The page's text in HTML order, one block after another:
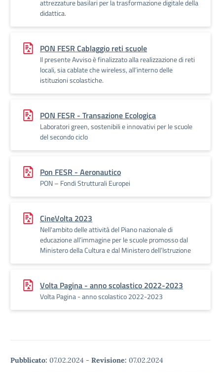
attrezzature basilari per la trasformazione digitale della
didattica.
PON FESR Cablaggio reti scuole
Il presente Avviso è finalizzato alla realizzazione di reti
locali, sia cablate che wireless, all’interno delle
istituzioni scolastiche.
PON FESR - Transazione Ecologica
Laboratori green, sostenibili e innovativi per le scuole
del secondo ciclo
Pon FESR - Aeronautico
PON – Fondi Strutturali Europei
CineVolta 2023
Nell'ambito delle attività del Piano nazionale di
educazione all’immagine per le scuole promosso dal
Ministero della Cultura e dal Ministero dell’Istruzione
Volta Pagina - anno scolastico 2022-2023
Volta Pagina - anno scolastico 2022-2023
Pubblicato: 07.02.2024 - Revisione: 07.02.2024